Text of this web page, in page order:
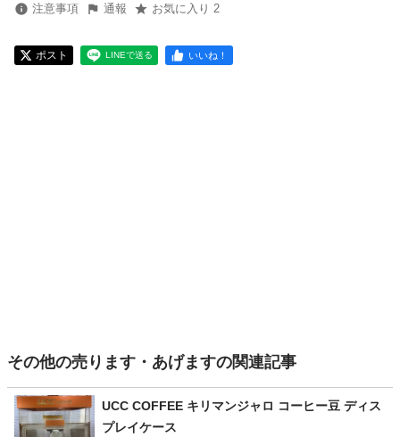
注意事項 通報 お気に入り 2
ポスト LINEで送る いいね！
その他の売ります・あげますの関連記事
UCC COFFEE キリマンジャロ コーヒー豆 ディス
プレイケース